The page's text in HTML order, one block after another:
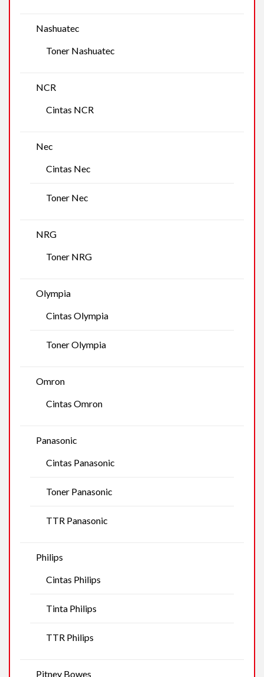
Nashuatec
Toner Nashuatec
NCR
Cintas NCR
Nec
Cintas Nec
Toner Nec
NRG
Toner NRG
Olympia
Cintas Olympia
Toner Olympia
Omron
Cintas Omron
Panasonic
Cintas Panasonic
Toner Panasonic
TTR Panasonic
Philips
Cintas Philips
Tinta Philips
TTR Philips
Pitney Bowes